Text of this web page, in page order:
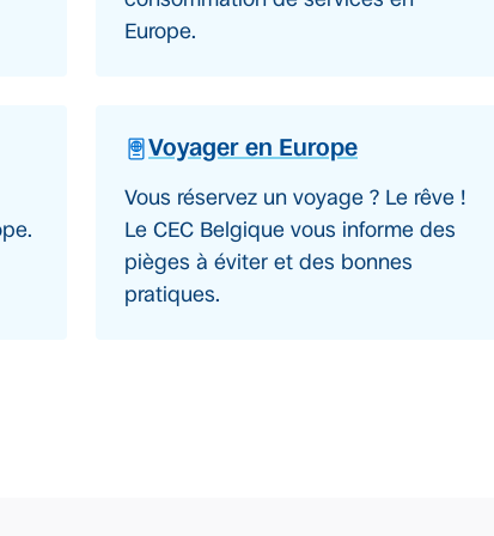
Europe.
Voyager en Europe
Vous réservez un voyage ? Le rêve !
Le CEC Belgique vous informe des
pièges à éviter et des bonnes
pratiques.